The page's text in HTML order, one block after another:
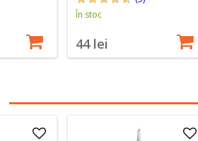
În stoc
44 lei